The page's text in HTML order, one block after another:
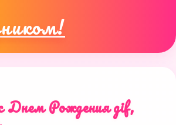
Днем Рождения gif,